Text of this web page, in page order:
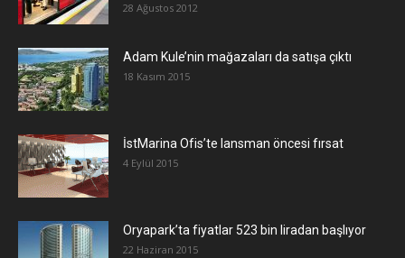
28 Ağustos 2012
Adam Kule’nin mağazaları da satışa çıktı
18 Kasım 2015
İstMarina Ofis’te lansman öncesi fırsat
4 Eylül 2015
Oryapark’ta fiyatlar 523 bin liradan başlıyor
22 Haziran 2015